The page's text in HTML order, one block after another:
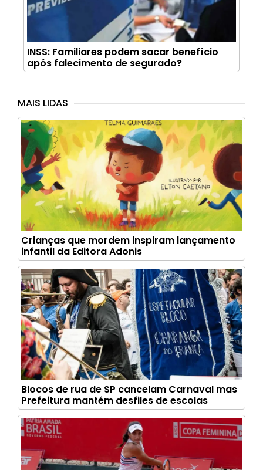
INSS: Familiares podem sacar benefício
após falecimento de segurado?
MAIS LIDAS
Crianças que mordem inspiram lançamento
infantil da Editora Adonis
Blocos de rua de SP cancelam Carnaval mas
Prefeitura mantém desfiles de escolas